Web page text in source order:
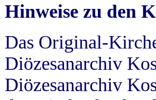
Hinweise zu den
Das Original-
Diözesanarchiv
Diözesanarchiv